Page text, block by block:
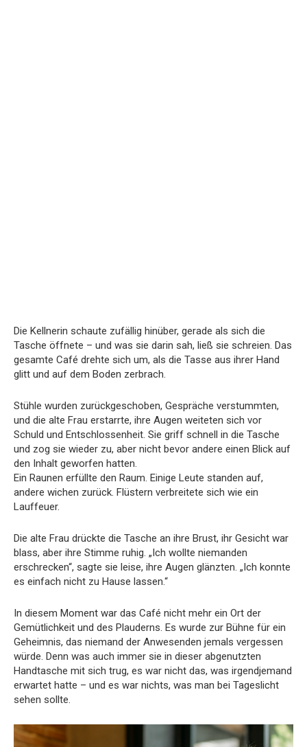
Die Kellnerin schaute zufällig hinüber, gerade als sich die
Tasche öffnete – und was sie darin sah, ließ sie schreien. Das
gesamte Café drehte sich um, als die Tasse aus ihrer Hand
glitt und auf dem Boden zerbrach.
Stühle wurden zurückgeschoben, Gespräche verstummten,
und die alte Frau erstarrte, ihre Augen weiteten sich vor
Schuld und Entschlossenheit. Sie griff schnell in die Tasche
und zog sie wieder zu, aber nicht bevor andere einen Blick auf
den Inhalt geworfen hatten.
Ein Raunen erfüllte den Raum. Einige Leute standen auf,
andere wichen zurück. Flüstern verbreitete sich wie ein
Lauffeuer.
Die alte Frau drückte die Tasche an ihre Brust, ihr Gesicht war
blass, aber ihre Stimme ruhig. „Ich wollte niemanden
erschrecken“, sagte sie leise, ihre Augen glänzten. „Ich konnte
es einfach nicht zu Hause lassen.“
In diesem Moment war das Café nicht mehr ein Ort der
Gemütlichkeit und des Plauderns. Es wurde zur Bühne für ein
Geheimnis, das niemand der Anwesenden jemals vergessen
würde. Denn was auch immer sie in dieser abgenutzten
Handtasche mit sich trug, es war nicht das, was irgendjemand
erwartet hatte – und es war nichts, was man bei Tageslicht
sehen sollte.